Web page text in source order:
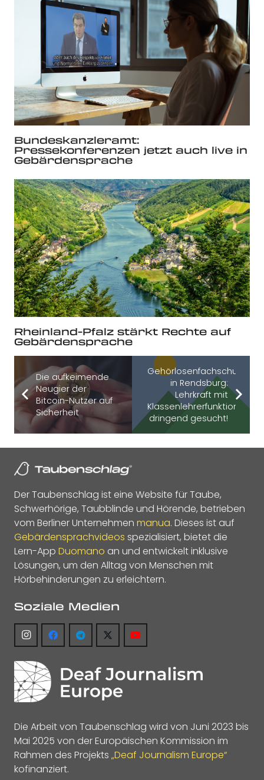
Bundeskanzleramt:
Pressekonferenzen jetzt auch live in
Gebärdensprache
Rheinland-Pfalz stärkt Rechte auf
Gebärdensprache
Die aufkeimende
Neugier der
Bitcoin-Nutzer auf
Sicherheit
Gehörlosenfachschule
in Rendsburg:
Lehrkraft mit
Klassenlehrerfunktion
dringend gesucht!
Der Taubenschlag ist eine Website für Taube,
Schwerhörige, Taubblinde und Hörende, betrieben
vom Berliner Unternehmen manua. Dieses ist auf
Gebärdensprachvideos spezialisiert, bietet die
Lern-App Duomano an und entwickelt inklusive
Lösungen, um den Alltag von Menschen mit
Hörbehinderungen zu erleichtern.
Soziale Medien
Die Arbeit von Taubenschlag wird von Juni 2023 bis
Mai 2025 von der Europäischen Kommission im
Rahmen des Projekts „Deaf Journalism Europe“
kofinanziert.